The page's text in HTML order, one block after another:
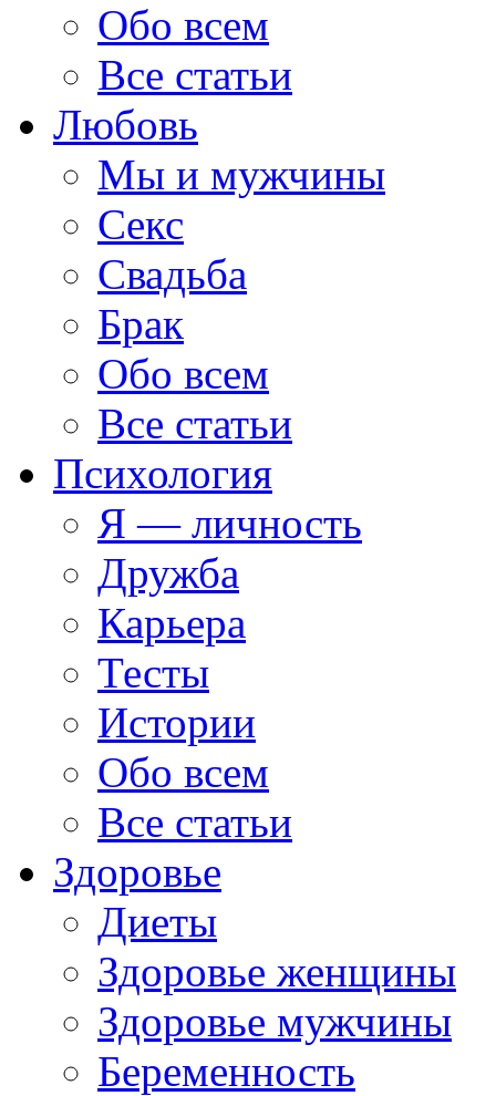
Обо всем
Все статьи
Любовь
Мы и мужчины
Секс
Свадьба
Брак
Обо всем
Все статьи
Психология
Я — личность
Дружба
Карьера
Тесты
Истории
Обо всем
Все статьи
Здоровье
Диеты
Здоровье женщины
Здоровье мужчины
Беременность